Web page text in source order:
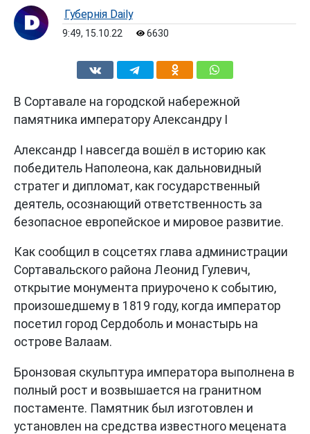
Губернiя Daily
9:49, 15.10.22 6630
В Сортавале на городской набережной
памятника императору Александру I
Александр I навсегда вошёл в историю как
победитель Наполеона, как дальновидный
стратег и дипломат, как государственный
деятель, осознающий ответственность за
безопасное европейское и мировое развитие.
Как сообщил в соцсетях глава администрации
Сортавальского района Леонид Гулевич,
открытие монумента приурочено к событию,
произошедшему в 1819 году, когда император
посетил город Сердоболь и монастырь на
острове Валаам.
Бронзовая скульптура императора выполнена в
полный рост и возвышается на гранитном
постаменте. Памятник был изготовлен и
установлен на средства известного мецената